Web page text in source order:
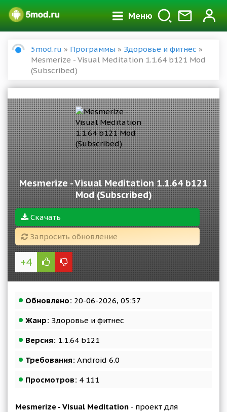
Меню
5mod.ru » Программы » Здоровье и фитнес »
Mesmerize - Visual Meditation 1.1.64 b121 Mod
(Subscribed)
Mesmerize - Visual Meditation 1.1.64 b121
Mod (Subscribed)
Скачать
Запросить обновление
+4
Обновлено: 20-06-2026, 05:57
Жанр: Здоровье и фитнес
Версия: 1.1.64 b121
Требования: Android 6.0
Просмотров: 4 111
Mesmerize - Visual Meditation - проект для